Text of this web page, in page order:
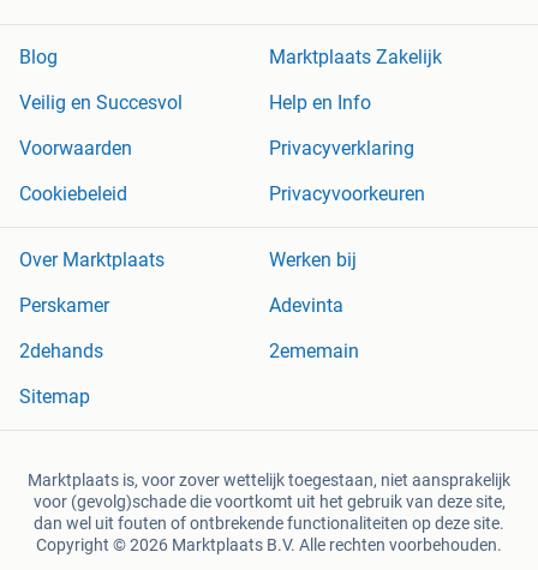
Blog
Marktplaats Zakelijk
Veilig en Succesvol
Help en Info
Voorwaarden
Privacyverklaring
Cookiebeleid
Privacyvoorkeuren
Over Marktplaats
Werken bij
Perskamer
Adevinta
2dehands
2ememain
Sitemap
Marktplaats is, voor zover wettelijk toegestaan, niet aansprakelijk
voor (gevolg)schade die voortkomt uit het gebruik van deze site,
dan wel uit fouten of ontbrekende functionaliteiten op deze site.
Copyright © 2026 Marktplaats B.V. Alle rechten voorbehouden.